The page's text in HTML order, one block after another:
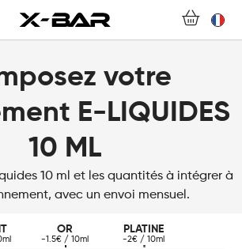
votre
E-LIQUIDES
10 ML
10 ml et les quantités à intégrer à
avec un envoi mensuel.
OR
-1.5€ / 10ml
PLATINE
-2€ / 10ml